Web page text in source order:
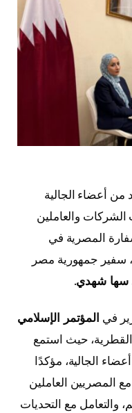
من أعضاء الجالية
والعاملين
المصرية في
، سفير جمهورية مصر
سها شهدي.
في المؤتمر الإسلامي
حيث استمع
الجالية، مؤكدًا
المصريين العاملين
والتعامل مع التحديات